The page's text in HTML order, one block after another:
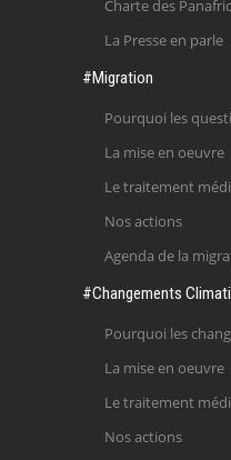
Charte des
La Presse en parle
#Migration
Pourquoi les
La mise en oeuvre
Le traitement
Nos actions
Agenda de la
#Changements
Pourquoi les
La mise en oeuvre
Le traitement
Nos actions